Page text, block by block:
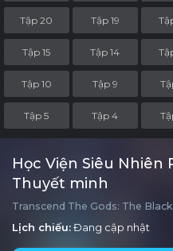
Tập 20 Tập 19
Tập 15 Tập 14
Tập 10 Tập 9
Tập 5 Tập 4
Học Viện Siêu Nhiên
Thuyết minh
Transcend The Gods: The
Lịch chiếu:Đang cập nhật